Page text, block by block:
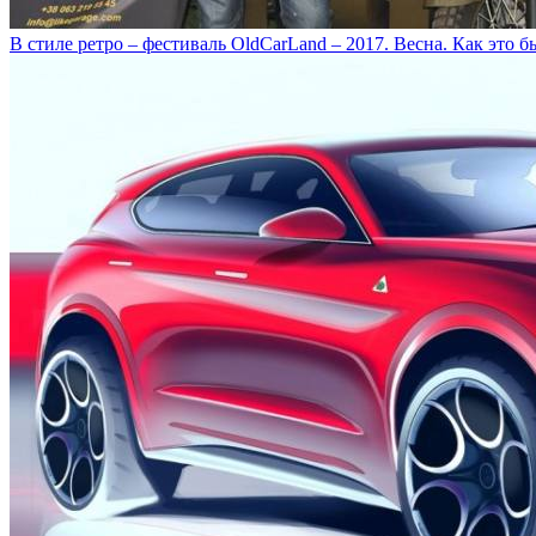
В стиле ретро – фестиваль OldCarLand – 2017. Весна. Как это